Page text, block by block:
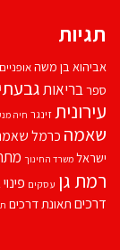
תגיות
אביהוא בן משהאופניים
ספרבריאות
עירוניתזינגר חיה
שאמה כרמל
ישראל משרד החינוך
רמת גן עסקים
דרכים תאונת דרכים